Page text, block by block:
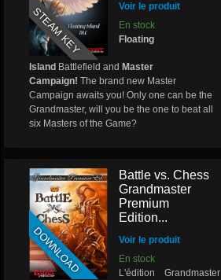
STEAM KEY
Voir le produit
En stock
Floating
Island Battlefield and Master
Campaign!The brand new Master
Campaign awaits you! Only one can be the
Grandmaster, will you be the one to beat all
six Masters of the Game?
DOWNLOAD
Battle vs. Chess
Grandmaster
Premium
Edition...
Voir le produit
En stock
L'édition Grandmaster